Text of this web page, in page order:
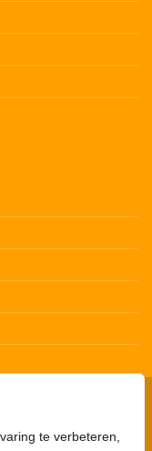
te verbeteren,